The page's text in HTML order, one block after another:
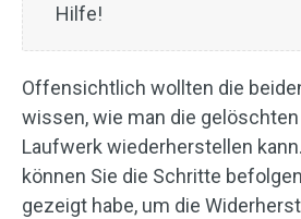
Hilfe!
Offensichtlich wollten die
wissen, wie man die gelöschten
Laufwerk wiederherstellen
können Sie die Schritte
gezeigt habe, um die